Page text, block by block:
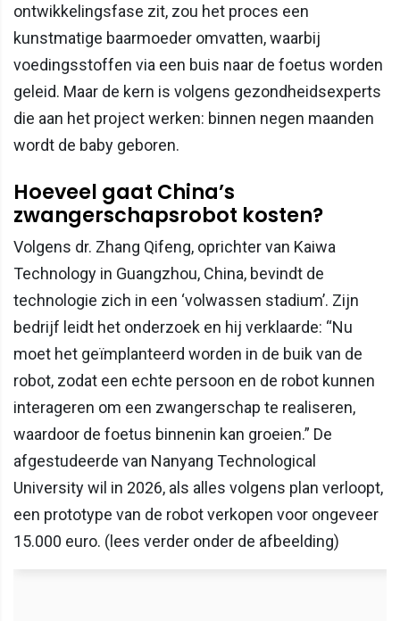
ontwikkelingsfase zit, zou het proces een
kunstmatige baarmoeder omvatten, waarbij
voedingsstoffen via een buis naar de foetus worden
geleid. Maar de kern is volgens gezondheidsexperts
die aan het project werken: binnen negen maanden
wordt de baby geboren.
Hoeveel gaat China’s
zwangerschapsrobot kosten?
Volgens dr. Zhang Qifeng, oprichter van Kaiwa
Technology in Guangzhou, China, bevindt de
technologie zich in een ‘volwassen stadium’. Zijn
bedrijf leidt het onderzoek en hij verklaarde: “Nu
moet het geïmplanteerd worden in de buik van de
robot, zodat een echte persoon en de robot kunnen
interageren om een zwangerschap te realiseren,
waardoor de foetus binnenin kan groeien.” De
afgestudeerde van Nanyang Technological
University wil in 2026, als alles volgens plan verloopt,
een prototype van de robot verkopen voor ongeveer
15.000 euro. (lees verder onder de afbeelding)